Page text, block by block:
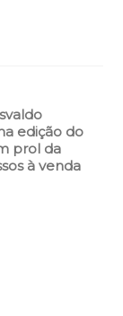
edição do
prol da
à venda